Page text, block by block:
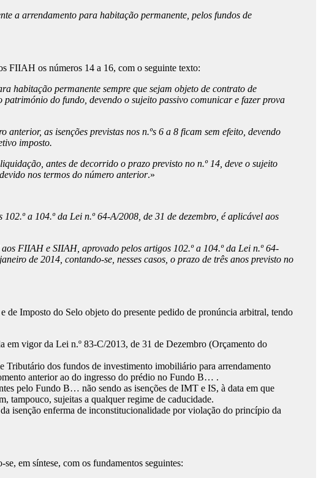
a arrendamento para habitação permanente, pelos fundos de
FIIAH os números 14 a 16, com o seguinte texto:
habitação permanente sempre que sejam objeto de contrato de
do fundo, devendo o sujeito passivo comunicar e fazer prova
as isenções previstas nos n.ºs 6 a 8 ficam sem efeito, devendo
imposto.
antes de decorrido o prazo previsto no n.º 14, deve o sujeito
nos termos do número anterior.»
a 104.º da Lei n.º 64-A/2008, de 31 de dezembro, é aplicável aos
FIIAH e SIIAH, aprovado pelos artigos 102.º a 104.º da Lei n.º 64-
de 2014, contando-se, nesses casos, o prazo de três anos previsto no
Imposto do Selo objeto do presente pedido de pronúncia arbitral, tendo
em vigor da Lei n.º 83-C/2013, de 31 de Dezembro (Orçamento do
Tributário dos fundos de investimento imobiliário para arrendamento
anterior ao do ingresso do prédio no Fundo B… .
pelo Fundo B… não sendo as isenções de IMT e IS, à data em que
tampouco, sujeitas a qualquer regime de caducidade.
isenção enferma de inconstitucionalidade por violação do princípio da
em síntese, com os fundamentos seguintes: